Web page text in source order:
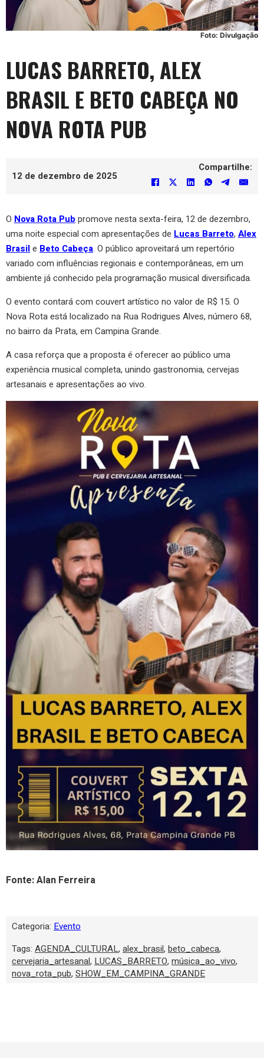
Foto: Divulgação
LUCAS BARRETO, ALEX
BRASIL E BETO CABEÇA NO
NOVA ROTA PUB
12 de dezembro de 2025
Compartilhe:
O Nova Rota Pub promove nesta sexta-feira, 12 de dezembro,
uma noite especial com apresentações de Lucas Barreto, Alex
Brasile Beto Cabeça. O público aproveitará um repertório
variado com influências regionais e contemporâneas, em um
ambiente já conhecido pela programação musical diversificada.
O evento contará com couvert artístico no valor de R$ 15. O
Nova Rota está localizado na Rua Rodrigues Alves, número 68,
no bairro da Prata, em Campina Grande.
A casa reforça que a proposta é oferecer ao público uma
experiência musical completa, unindo gastronomia, cervejas
artesanais e apresentações ao vivo.
Fonte: Alan Ferreira
Categoria: Evento
Tags: AGENDA_CULTURAL, alex_brasil, beto_cabeca,
cervejaria_artesanal, LUCAS_BARRETO, música_ao_vivo,
nova_rota_pub, SHOW_EM_CAMPINA_GRANDE